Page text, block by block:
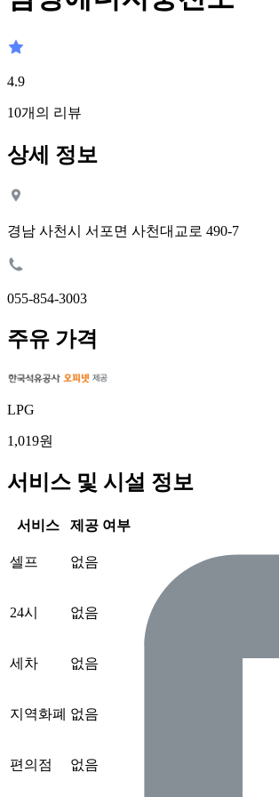
4.9
10개의 리뷰
상세 정보
경남 사천시 서포면 사천대교로 490-7
055-854-3003
주유 가격
LPG
1,019원
서비스 및 시설 정보
서비스 제공 여부
셀프 없음
24시 없음
세차 없음
지역화폐 없음
편의점 없음